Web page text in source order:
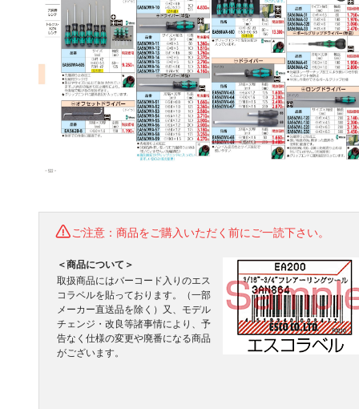
ご注意：商品をご購入いただく前にご一読下さい。
＜商品について＞
取扱商品にはバーコード入りのエス
コラベルを貼っております。（一部
メーカー直送品を除く）又、モデル
チェンジ・改良等諸事情により、予
告なく仕様の変更や廃番になる商品
がございます。